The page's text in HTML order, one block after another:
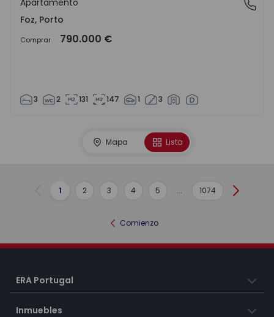
Foz, Porto
Apartamento
Foz, Porto
Comprar 790.000 €
3 2 131 147 1 3
Mapa Lista
Anterior
1 2 3 4 5 ... 1074
Comienzo
ERA Portugal
Inmuebles